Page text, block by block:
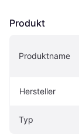
Produkt
Produktname
Hersteller
Typ